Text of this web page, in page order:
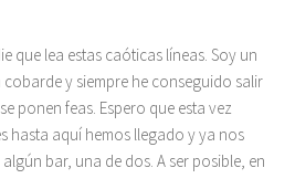
que lea estas caóticas líneas. Soy un
y siempre he conseguido salir
ponen feas. Espero que esta vez
hasta aquí hemos llegado y ya nos
bar, una de dos. A ser posible, en